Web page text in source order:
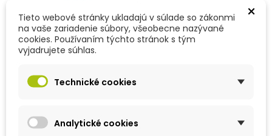
×
Tieto webové stránky ukladajú v súlade so zákonmi
na vaše zariadenie súbory, všeobecne nazývané
cookies. Používaním týchto stránok s tým
vyjadrujete súhlas.
Technické cookies
Analytické cookies